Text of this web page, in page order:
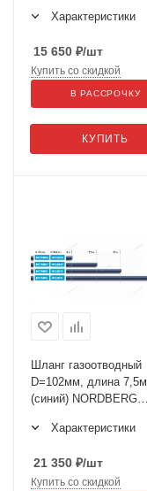
Характеристики
15 650 ₽/шт
КУПИТЬ
Купить со скидкой
В РАССРОЧКУ
Шланг газоотводный
D=102мм, длина 7,5м
(синий) NORDBERG
Характеристики
21 350 ₽/шт
Купить со скидкой